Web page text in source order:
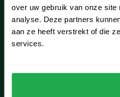
over uw gebruik van onze
analyse. Deze partners
aan ze heeft verstrekt of die
services.
Oegstgeest
Openingstijden winkels
Schulte Herenmode